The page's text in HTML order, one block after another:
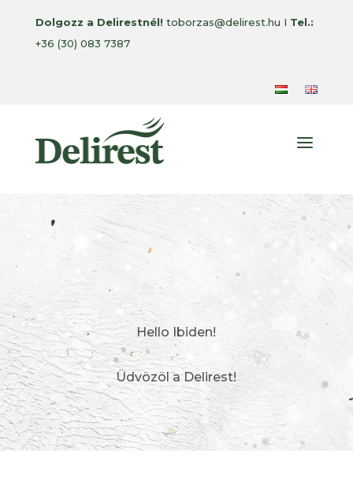
Dolgozz a Delirestnél! toborzas@delirest.hu I Tel.:
+36 (30) 083 7387
a
Hello Ibiden!
Üdvözöl a Delirest!